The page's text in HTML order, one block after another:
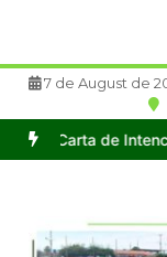
7 de August de
para